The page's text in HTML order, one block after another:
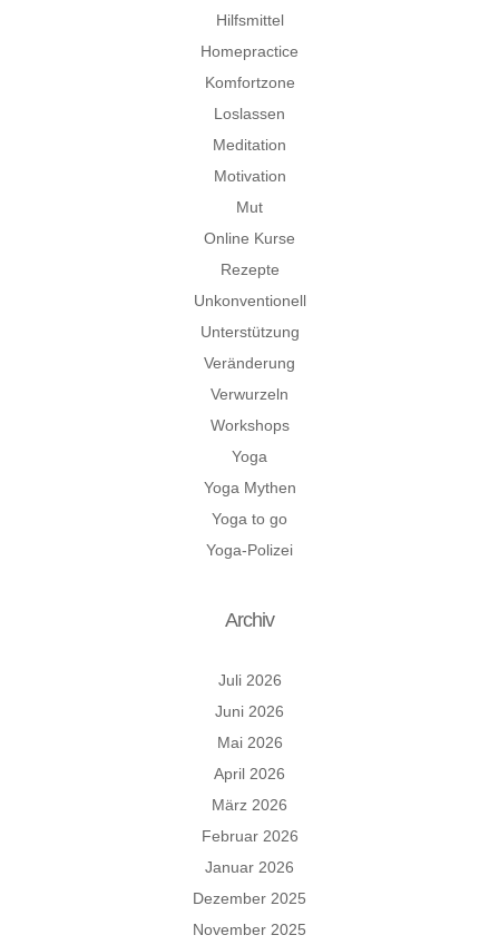
Hilfsmittel
Homepractice
Komfortzone
Loslassen
Meditation
Motivation
Mut
Online Kurse
Rezepte
Unkonventionell
Unterstützung
Veränderung
Verwurzeln
Workshops
Yoga
Yoga Mythen
Yoga to go
Yoga-Polizei
Archiv
Juli 2026
Juni 2026
Mai 2026
April 2026
März 2026
Februar 2026
Januar 2026
Dezember 2025
November 2025